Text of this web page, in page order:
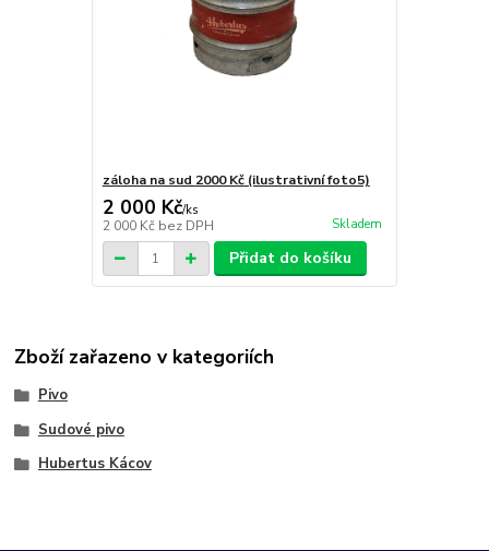
záloha na sud 2000 Kč (ilustrativní foto5)
2 000 Kč/ks
2 000 Kč bez DPH Skladem
Přidat do košíku
Zboží zařazeno v kategoriích
Pivo
Sudové pivo
Hubertus Kácov